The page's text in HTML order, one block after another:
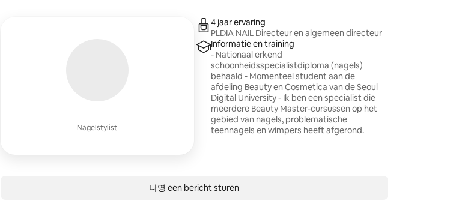
Nagelstylist
4 jaar ervaring
PLDIA NAIL Directeur en algemeen directeur
Informatie en training
- Nationaal erkend
schoonheidsspecialistdiploma (nagels)
behaald - Momenteel student aan de
afdeling Beauty en Cosmetica van de Seoul
Digital University - Ik ben een specialist die
meerdere Beauty Master-cursussen op het
gebied van nagels, problematische
teennagels en wimpers heeft afgerond.
나영 een bericht sturen